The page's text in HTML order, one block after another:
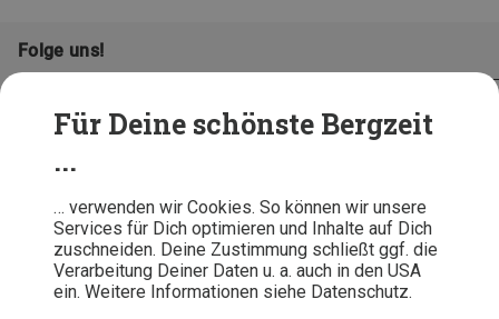
Für Deine schönste Bergzeit
...
… verwenden wir Cookies. So können wir unsere
Services für Dich optimieren und Inhalte auf Dich
zuschneiden. Deine Zustimmung schließt ggf. die
Verarbeitung Deiner Daten u. a. auch in den USA
ein. Weitere Informationen siehe Datenschutz.
Folge uns!